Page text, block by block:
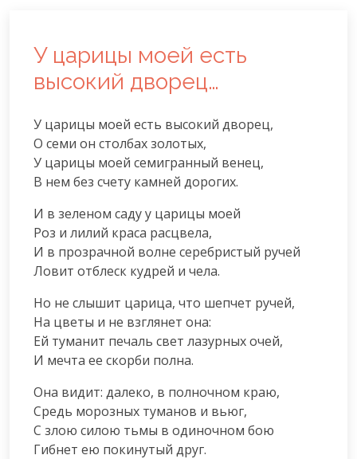
У царицы моей есть
высокий дворец…
У царицы моей есть высокий дворец,
О семи он столбах золотых,
У царицы моей семигранный венец,
В нем без счету камней дорогих.
И в зеленом саду у царицы моей
Роз и лилий краса расцвела,
И в прозрачной волне серебристый ручей
Ловит отблеск кудрей и чела.
Но не слышит царица, что шепчет ручей,
На цветы и не взглянет она:
Ей туманит печаль свет лазурных очей,
И мечта ее скорби полна.
Она видит: далеко, в полночном краю,
Средь морозных туманов и вьюг,
С злою силою тьмы в одиночном бою
Гибнет ею покинутый друг.